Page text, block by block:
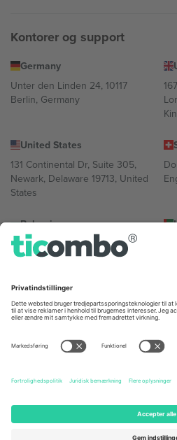
Kontorer og support
Germany
Unter den Linden 24, 10117
Berlin, Germany
United States
131 Continental Dr, Suite 305,
Newark, Delaware 19713, United
States
Bulgaria
Regus Sofia City West, bul
Totleben 53-55, 1606 Sofia,
Mexico
Av Chapultepec 360, Roma
Norte, Cuauhtémoc, 06700
Ciudad de México, CDMX,
sted, begivenhed og/eller domæne.
begivenhedsside, tryk og vilkår.,
Ticombo. Alle rettigheder forbeholdes.